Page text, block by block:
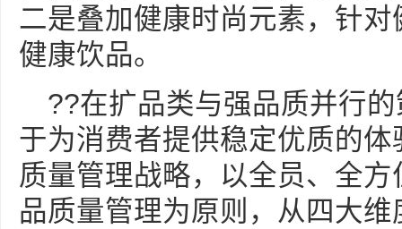
二是叠加健康时尚元素，针
健康饮品。
??在扩品类与强品质并行
于为消费者提供稳定优质的体
质量管理战略，以全员、全
品质量管理为原则，从四大